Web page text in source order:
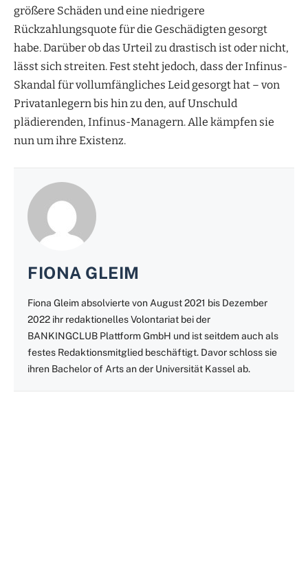
größere Schäden und eine niedrigere
Rückzahlungsquote für die Geschädigten gesorgt
habe. Darüber ob das Urteil zu drastisch ist oder nicht,
lässt sich streiten. Fest steht jedoch, dass der Infinus-
Skandal für vollumfängliches Leid gesorgt hat – von
Privatanlegern bis hin zu den, auf Unschuld
plädierenden, Infinus-Managern. Alle kämpfen sie
nun um ihre Existenz.
FIONA GLEIM
Fiona Gleim absolvierte von August 2021 bis Dezember
2022 ihr redaktionelles Volontariat bei der
BANKINGCLUB Plattform GmbH und ist seitdem auch als
festes Redaktionsmitglied beschäftigt. Davor schloss sie
ihren Bachelor of Arts an der Universität Kassel ab.